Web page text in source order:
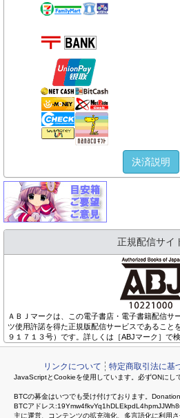
決済説明
正規配信サイ
ＡＢＪマークは、この電子書店・電子書籍配信サ
ツ使用許諾を得た正規版配信サービスであること
９１７１３号）です。詳しくは［ABJマーク］で検
リンクについて 特定商取引法に基
JavaScriptとCookieを使用しています。必ずONにし
BTCの募金はいつでも受け付けております。
BTCアドレス
主に運営、コンテンツの拡充強化、多言語化に利用さ